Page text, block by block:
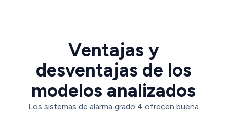
Ventajas y
desventajas de los
modelos analizados
Los sistemas de alarma grado 4 ofrecen buena